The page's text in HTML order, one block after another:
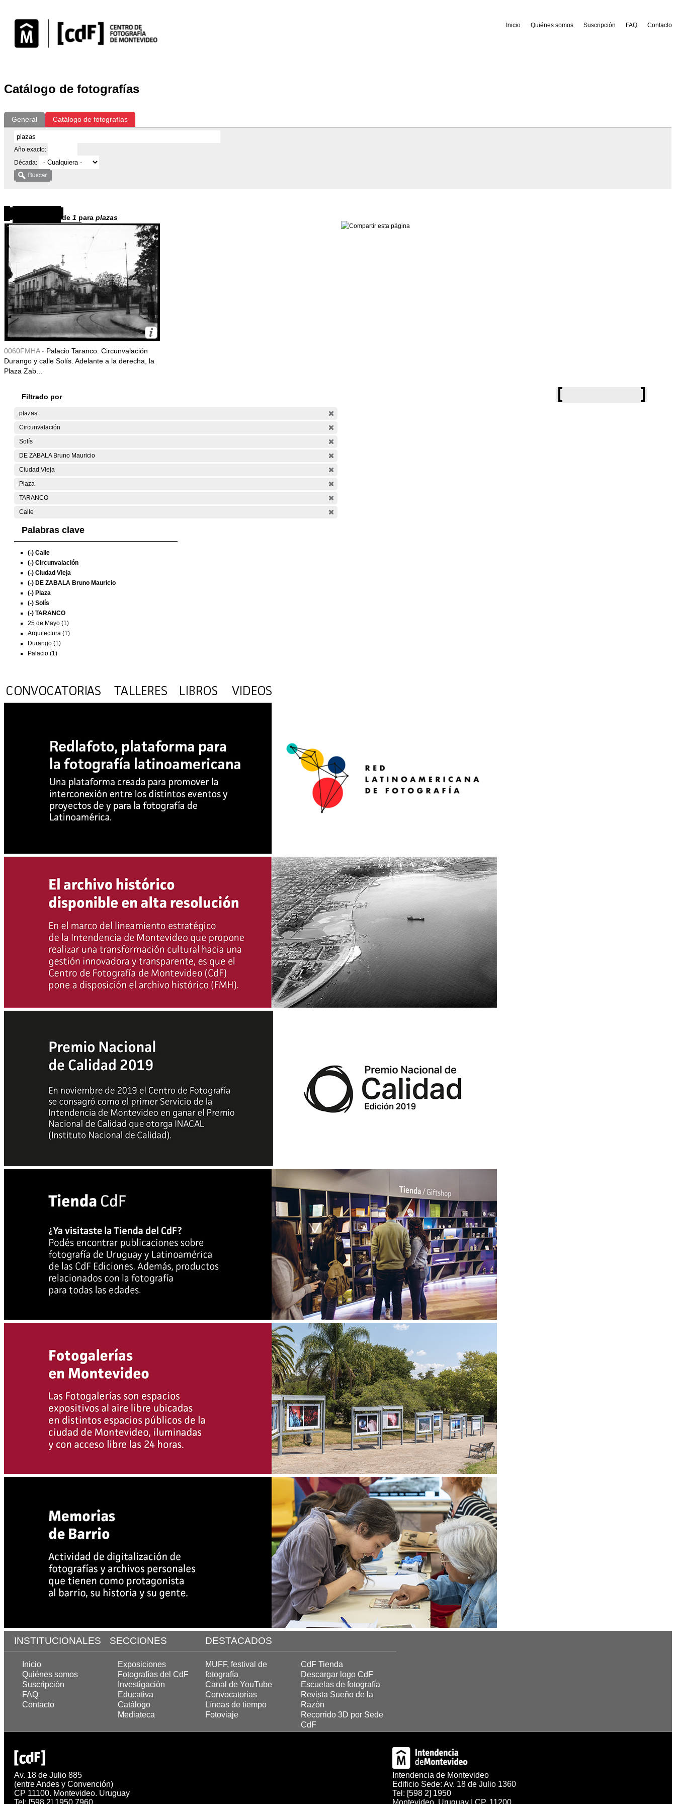
Inicio Quiénes somos Suscripción FAQ Contacto
Catálogo de fotografías
General Catálogo de fotografías
Año exacto:
Década:
de 1 para plazas
0060FMHA - Palacio Taranco. Circunvalación
Durango y calle Solís. Adelante a la derecha, la
Plaza Zab...
Filtrado por
plazas
Circunvalación
Solís
DE ZABALA Bruno Mauricio
Ciudad Vieja
Plaza
TARANCO
Calle
Palabras clave
(-) Calle
(-) Circunvalación
(-) Ciudad Vieja
(-) DE ZABALA Bruno Mauricio
(-) Plaza
(-) Solís
(-) TARANCO
25 de Mayo (1)
Arquitectura (1)
Durango (1)
Palacio (1)
INSTITUCIONALES SECCIONES DESTACADOS
Inicio
Quiénes somos
Suscripción
FAQ
Contacto
Exposiciones
Fotografías del CdF
Investigación
Educativa
Catálogo
Mediateca
MUFF, festival de
fotografía
Canal de YouTube
Convocatorias
Líneas de tiempo
Fotoviaje
CdF Tienda
Descargar logo CdF
Escuelas de fotografía
Revista Sueño de la
Razón
Recorrido 3D por Sede
CdF
Av. 18 de Julio 885
(entre Andes y Convención)
CP 11100. Montevideo. Uruguay
Tel: [598 2] 1950 7960
Intendencia de Montevideo
Edificio Sede: Av. 18 de Julio 1360
Tel: [598 2] 1950
Montevideo, Uruguay | CP. 11200